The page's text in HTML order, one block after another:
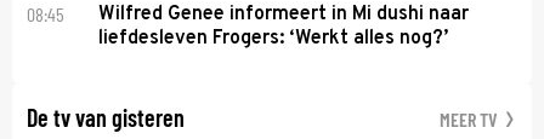
08:45
Wilfred Genee informeert in Mi dushi naar
liefdesleven Frogers: ‘Werkt alles nog?’
De tv van gisteren MEER TV